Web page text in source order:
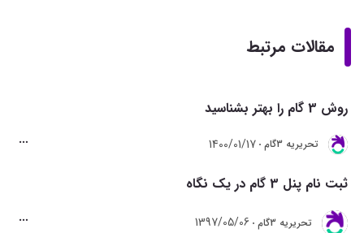
مقالات مرتبط
روش 3 گام را بهتر بشناسید
تحريريه 3گام 1400/01/17
ثبت نام پنل 3 گام در یک نگاه
تحريريه 3گام 1397/05/06